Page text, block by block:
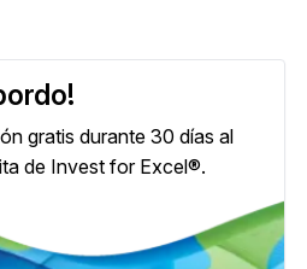
gratis durante 30 días al
de Invest for Excel®.